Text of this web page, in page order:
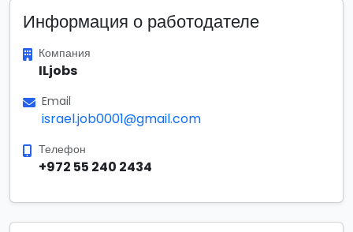
Информация о работодателе
Компания
ILjobs
Email
israel.job0001@gmail.com
Телефон
+972 55 240 2434